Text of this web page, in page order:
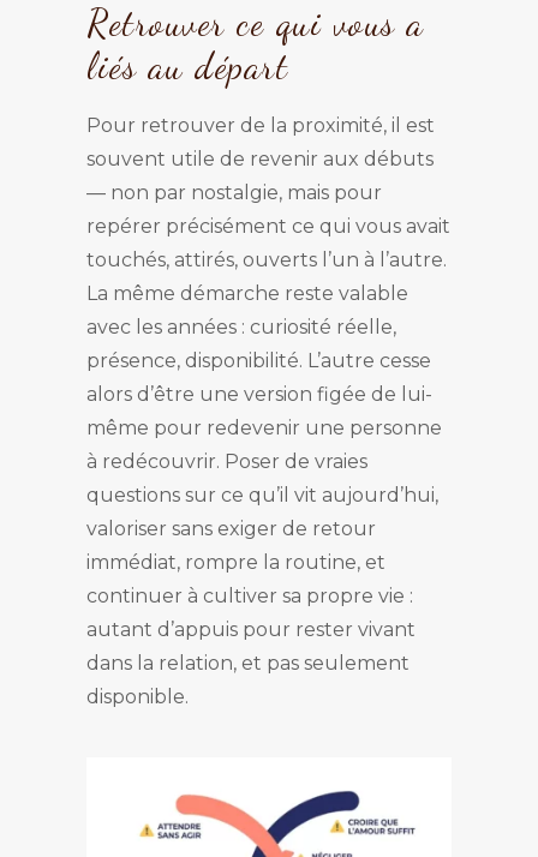
Retrouver ce qui vous a
liés au départ
Pour retrouver de la proximité, il est
souvent utile de revenir aux débuts
— non par nostalgie, mais pour
repérer précisément ce qui vous avait
touchés, attirés, ouverts l’un à l’autre.
La même démarche reste valable
avec les années : curiosité réelle,
présence, disponibilité. L’autre cesse
alors d’être une version figée de lui-
même pour redevenir une personne
à redécouvrir. Poser de vraies
questions sur ce qu’il vit aujourd’hui,
valoriser sans exiger de retour
immédiat, rompre la routine, et
continuer à cultiver sa propre vie :
autant d’appuis pour rester vivant
dans la relation, et pas seulement
disponible.